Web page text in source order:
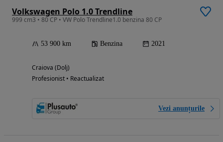
Volkswagen Polo 1.0 Trendline
999 cm3 • 80 CP • VW Polo Trendline1.0 benzina 80 CP
53 900 km Benzina 2021
Craiova (Dolj)
Profesionist • Reactualizat
Vezi anunțurile